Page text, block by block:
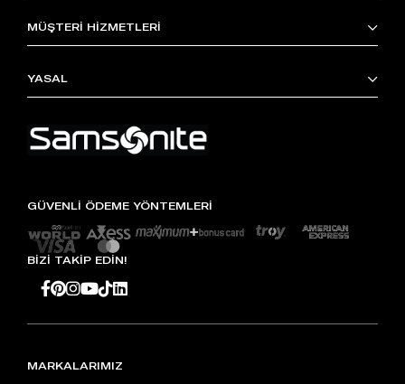
MÜŞTERİ HİZMETLERİ
YASAL
GÜVENLİ ÖDEME YÖNTEMLERİ
BİZİ TAKİP EDİN!
MARKALARIMIZ